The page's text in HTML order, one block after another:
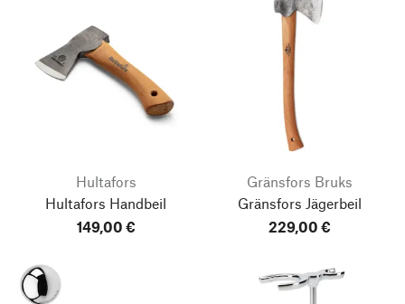
Hultafors
Hultafors Handbeil
149,00 €
Gränsfors Bruks
Gränsfors Jägerbeil
229,00 €